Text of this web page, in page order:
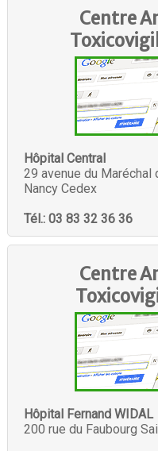
Centre
Hôpital Central
29 avenue du
Nancy Cedex
Tél.: 03 83 32 36 36
Centre
Hôpital Fernand WIDAL
200 rue du Faubourg